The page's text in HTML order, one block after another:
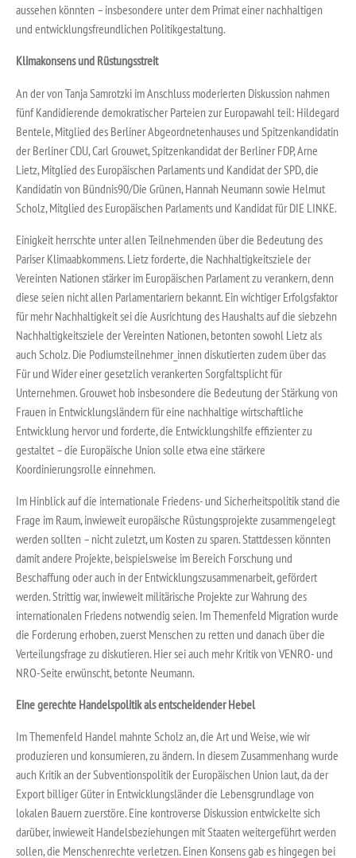
aussehen könnten – insbesondere unter dem Primat einer nachhaltigen
und entwicklungsfreundlichen Politikgestaltung.
Klimakonsens und Rüstungsstreit
An der von Tanja Samrotzki im Anschluss moderierten Diskussion nahmen
fünf Kandidierende demokratischer Parteien zur Europawahl teil: Hildegard
Bentele, Mitglied des Berliner Abgeordnetenhauses und Spitzenkandidatin
der Berliner CDU, Carl Grouwet, Spitzenkandidat der Berliner FDP, Arne
Lietz, Mitglied des Europäischen Parlaments und Kandidat der SPD, die
Kandidatin von Bündnis90/Die Grünen, Hannah Neumann sowie Helmut
Scholz, Mitglied des Europäischen Parlaments und Kandidat für DIE LINKE.
Einigkeit herrschte unter allen Teilnehmenden über die Bedeutung des
Pariser Klimaabkommens. Lietz forderte, die Nachhaltigkeitsziele der
Vereinten Nationen stärker im Europäischen Parlament zu verankern, denn
diese seien nicht allen Parlamentariern bekannt. Ein wichtiger Erfolgsfaktor
für mehr Nachhaltigkeit sei die Ausrichtung des Haushalts auf die siebzehn
Nachhaltigkeitsziele der Vereinten Nationen, betonten sowohl Lietz als
auch Scholz. Die Podiumsteilnehmer_innen diskutierten zudem über das
Für und Wider einer gesetzlich verankerten Sorgfaltsplicht für
Unternehmen. Grouwet hob insbesondere die Bedeutung der Stärkung von
Frauen in Entwicklungsländern für eine nachhaltige wirtschaftliche
Entwicklung hervor und forderte, die Entwicklungshilfe effizienter zu
gestaltet – die Europäische Union solle etwa eine stärkere
Koordinierungsrolle einnehmen.
Im Hinblick auf die internationale Friedens- und Sicherheitspolitik stand die
Frage im Raum, inwieweit europäische Rüstungsprojekte zusammengelegt
werden sollten – nicht zuletzt, um Kosten zu sparen. Stattdessen könnten
damit andere Projekte, beispielsweise im Bereich Forschung und
Beschaffung oder auch in der Entwicklungszusammenarbeit, gefördert
werden. Strittig war, inwieweit militärische Projekte zur Wahrung des
internationalen Friedens notwendig seien. Im Themenfeld Migration wurde
die Forderung erhoben, zuerst Menschen zu retten und danach über die
Verteilungsfrage zu diskutieren. Hier sei auch mehr Kritik von VENRO- und
NRO-Seite erwünscht, betonte Neumann.
Eine gerechte Handelspolitik als entscheidender Hebel
Im Themenfeld Handel mahnte Scholz an, die Art und Weise, wie wir
produzieren und konsumieren, zu ändern. In diesem Zusammenhang wurde
auch Kritik an der Subventionspolitik der Europäischen Union laut, da der
Export billiger Güter in Entwicklungsländer die Lebensgrundlage von
lokalen Bauern zuerstöre. Eine kontroverse Diskussion entwickelte sich
darüber, inwieweit Handelsbeziehungen mit Staaten weitergeführt werden
sollen, die Menschenrechte verletzen. Einen Konsens gab es hingegen bei